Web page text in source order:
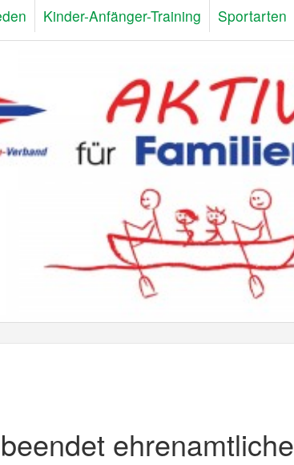
Kinder-Anfänger-Training Sportarten
ehrenamtliche